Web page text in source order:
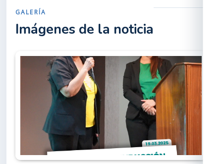
GALERÍA
Imágenes de la noticia